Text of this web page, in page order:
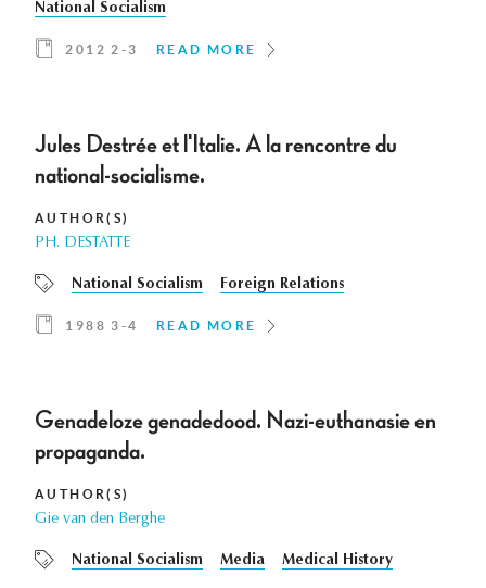
National Socialism
2012 2-3 READ MORE
Jules Destrée et l'Italie. A la rencontre du
national-socialisme.
AUTHOR(S)
PH. DESTATTE
National Socialism Foreign Relations
1988 3-4 READ MORE
Genadeloze genadedood. Nazi-euthanasie en
propaganda.
AUTHOR(S)
Gie van den Berghe
National Socialism Media Medical History